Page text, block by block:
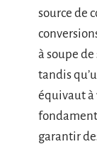
source de
à soupe
tandis
équivaut à
garantir